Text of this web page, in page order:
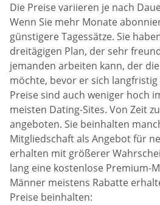
Die Preise variieren je nach
Wenn Sie mehr Monate
günstigere Tagessätze. Sie
dreitägigen Plan, der sehr
jemanden arbeiten kann, der
möchte, bevor er sich
Preise sind auch weniger hoch
meisten Dating-Sites. Von Zeit
angeboten. Sie beinhalten
Mitgliedschaft als Angebot für
erhalten mit größerer
lang eine kostenlose Premium-
Männer meistens Rabatte
Preise beinhalten: